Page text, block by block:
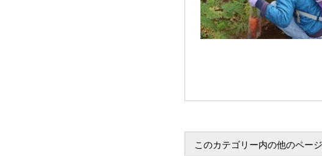
このカテゴリー内の他のページ